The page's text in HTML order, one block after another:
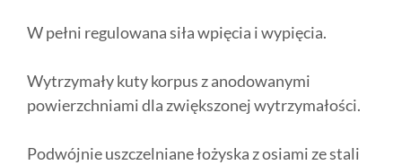
W pełni regulowana siła wpięcia i wypięcia.
Wytrzymały kuty korpus z anodowanymi
powierzchniami dla zwiększonej wytrzymałości.
Podwójnie uszczelniane łożyska z osiami ze stali